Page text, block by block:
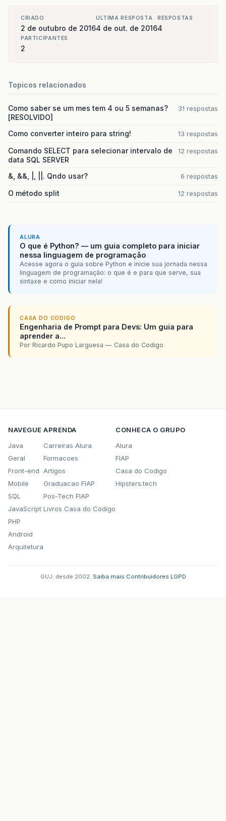
CRIADO
2 de outubro de 2016
ULTIMA RESPOSTA
4 de out. de 2016
RESPOSTAS
4
PARTICIPANTES
2
Topicos relacionados
Como saber se um mes tem 4 ou 5 semanas?
[RESOLVIDO]
31 respostas
Como converter inteiro para string! 13 respostas
Comando SELECT para selecionar intervalo de
data SQL SERVER
12 respostas
&, &&, |, ||. Qndo usar? 6 respostas
O método split 12 respostas
ALURA
O que é Python? — um guia completo para iniciar
nessa linguagem de programação
Acesse agora o guia sobre Python e inicie sua jornada nessa
linguagem de programação: o que é e para que serve, sua
sintaxe e como iniciar nela!
CASA DO CODIGO
Engenharia de Prompt para Devs: Um guia para
aprender a...
Por Ricardo Pupo Larguesa — Casa do Codigo
NAVEGUE
Java
Geral
Front-end
Mobile
SQL
JavaScript
PHP
Android
Arquitetura
APRENDA
Carreiras Alura
Formacoes
Artigos
Graduacao FIAP
Pos-Tech FIAP
Livros Casa do Codigo
CONHECA O GRUPO
Alura
FIAP
Casa do Codigo
Hipsters.tech
GUJ: desde 2002. Saiba mais Contribuidores LGPD